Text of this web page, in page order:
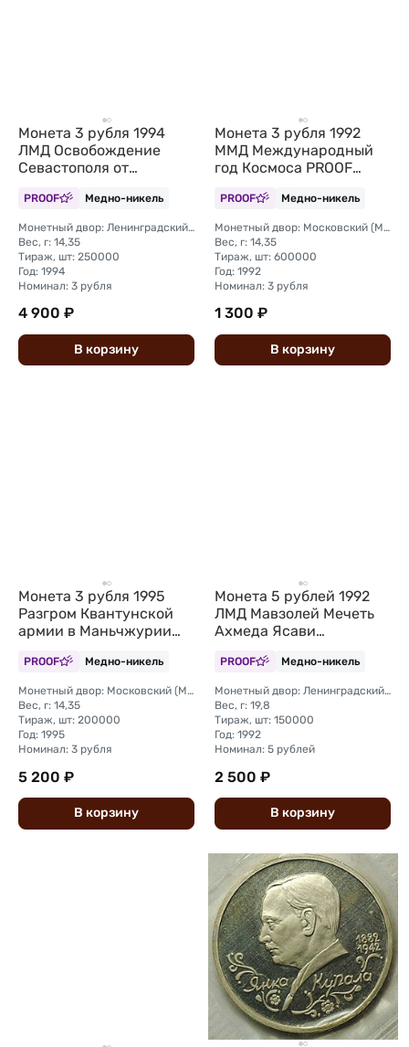
Монета 3 рубля 1994
ЛМД Освобождение
Севастополя от
войск 50 лет (запайка)
PROOF Медно-никель
Монетный двор: Ленинградский (ЛМД)
Вес, г: 14,35
Тираж, шт: 250000
Год: 1994
Номинал: 3 рубля
4 900 ₽
В корзину
Монета 3 рубля 1992
ММД Международный
год Космоса PROOF
PROOF Медно-никель
Монетный двор: Московский (ММД)
Вес, г: 14,35
Тираж, шт: 600000
Год: 1992
Номинал: 3 рубля
1 300 ₽
В корзину
Монета 3 рубля 1995
Разгром Квантунской
армии в Маньчжурии
PROOF Медно-никель
Монетный двор: Московский (ММД)
Вес, г: 14,35
Тираж, шт: 200000
Год: 1995
Номинал: 3 рубля
5 200 ₽
В корзину
Монета 5 рублей 1992
ЛМД Мавзолей Мечеть
Ахмеда Ясави
(запайка)
PROOF Медно-никель
Монетный двор: Ленинградский (ЛМД)
Вес, г: 19,8
Тираж, шт: 150000
Год: 1992
Номинал: 5 рублей
2 500 ₽
В корзину